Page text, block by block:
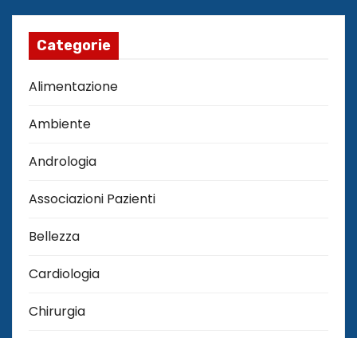
Categorie
Alimentazione
Ambiente
Andrologia
Associazioni Pazienti
Bellezza
Cardiologia
Chirurgia